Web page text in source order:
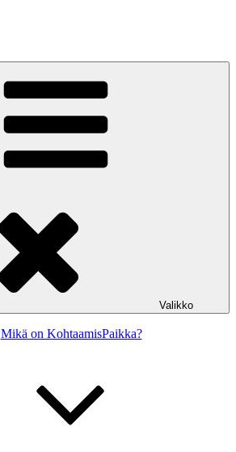
Valikko
Mikä on KohtaamisPaikka?